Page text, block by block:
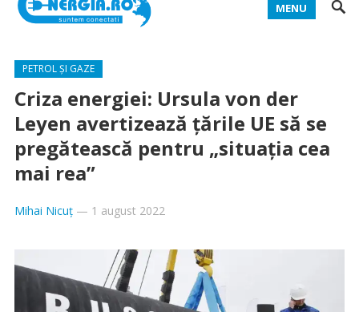
MENU
PETROL ȘI GAZE
Criza energiei: Ursula von der
Leyen avertizează ţările UE să se
pregătească pentru „situaţia cea
mai rea”
Mihai Nicuț— 1 august 2022